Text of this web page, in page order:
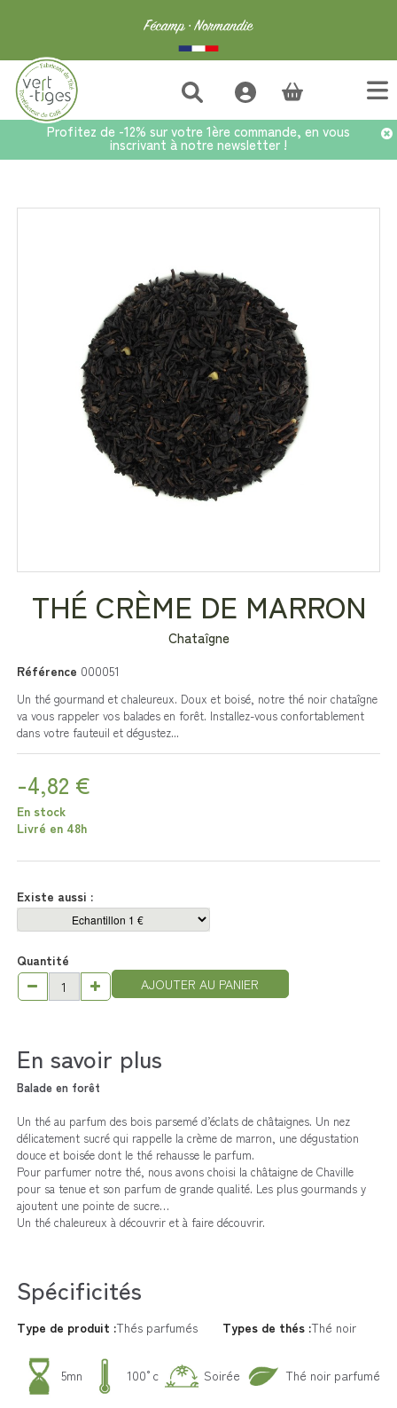
Profitez de -12% sur votre 1ère commande, en vous
inscrivant à notre newsletter !
Bonnes affaires > Thé Crème de Marron
THÉ CRÈME DE MARRON
Chataîgne
Référence 000051
Un thé gourmand et chaleureux. Doux et boisé, notre thé noir chataîgne
va vous rappeler vos balades en forêt. Installez-vous confortablement
dans votre fauteuil et dégustez...
-4,82 €
En stock
Livré en 48h
Existe aussi :
Quantité
AJOUTER AU PANIER
En savoir plus
Balade en forêt
Un thé au parfum des bois parsemé d’éclats de châtaignes. Un nez
délicatement sucré qui rappelle la crème de marron, une dégustation
douce et boisée dont le thé rehausse le parfum.
Pour parfumer notre thé, nous avons choisi la châtaigne de Chaville
pour sa tenue et son parfum de grande qualité. Les plus gourmands y
ajoutent une pointe de sucre…
Un thé chaleureux à découvrir et à faire découvrir.
Spécificités
Type de produit :Thés parfumés Types de thés :Thé noir
5mn 100°c Soirée Thé noir parfumé